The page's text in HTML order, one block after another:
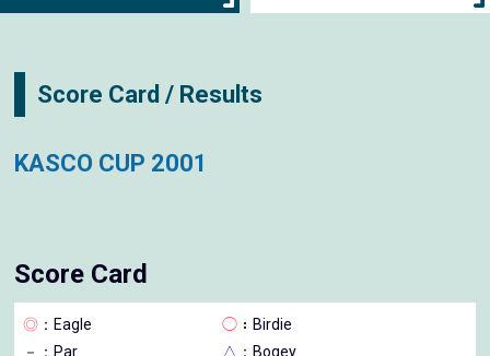
Score Card / Results
KASCO CUP 2001
Score Card
◎ ：Eagle ◯ ：Birdie
－
：Par △ ：Bogey